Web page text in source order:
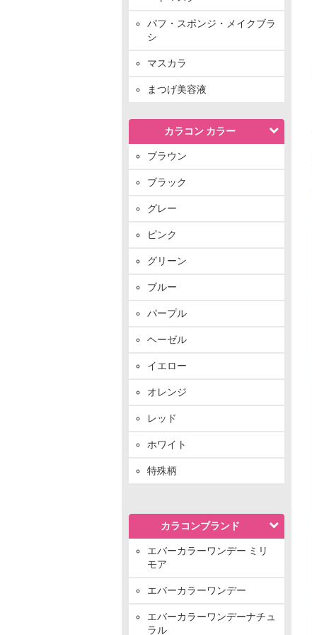
パフ・スポンジ・メイクブラ
シ
マスカラ
まつげ美容液
カラコン カラー
ブラウン
ブラック
グレー
ピンク
グリーン
ブルー
パープル
ヘーゼル
イエロー
オレンジ
レッド
ホワイト
特殊柄
カラコンブランド
エバーカラーワンデー ミリ
モア
エバーカラーワンデー
エバーカラーワンデーナチュ
ラル